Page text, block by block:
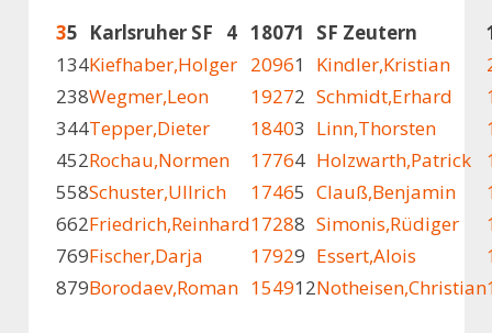
35 Karlsruher SF 4 18071 SF Zeutern
134Kiefhaber,Holger 20961 Kindler,Kristian
238Wegmer,Leon 19272 Schmidt,Erhard
344Tepper,Dieter 18403 Linn,Thorsten
452Rochau,Normen 17764 Holzwarth,Patrick
558Schuster,Ullrich 17465 Clauß,Benjamin
662Friedrich,Reinhard17288 Simonis,Rüdiger
769Fischer,Darja 17929 Essert,Alois
879Borodaev,Roman 154912Notheisen,Christian